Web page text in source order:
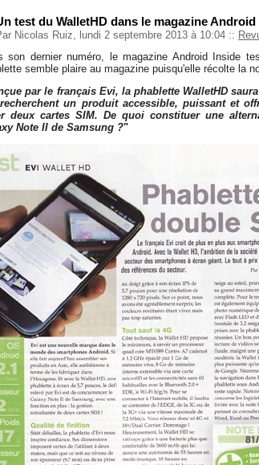
test du WalletHD dans le magazine Android
Nicolas Ruiz, lundi 2 septembre 2013 à 10:04 ::
son dernier numéro, le magazine Android Inside
semble plaire au magazine puisqu'elle récolte la
par le français Evi, la phablette WalletHD
un produit accessible, puissant et
deux cartes SIM. De quoi constituer une
Note II de Samsung ?"